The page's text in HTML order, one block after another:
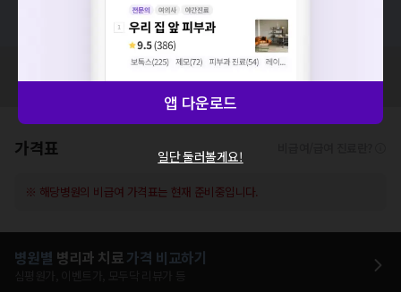
혹은, 의료상담 서비스에 다양한 게시글 보러가기
혹시 잘못된 병원정보가 있나요?
모두닥 팀에 알려주세요!
가격표
※ 해당병원의 비급여 가격표는 현재 준비중입니다.
병원별 병리과 치료가격 비교하기
앱 다운로드
일단 둘러볼게요!